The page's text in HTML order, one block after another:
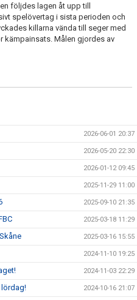
följdes lagen åt upp till
spelövertag i sista perioden och
killarna vända till seger med
kämpainsats. Målen gjordes av
2026-06-01 20:37
2026-05-20 22:30
2026-01-12 09:45
2025-11-29 11:00
2025-09-10 21:35
2025-03-18 11:29
2025-03-16 15:55
2024-11-10 19:25
2024-11-03 22:29
2024-10-16 21:07